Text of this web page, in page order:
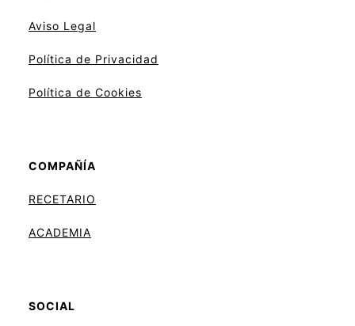
Aviso Legal
Política de Privacidad
Política de Cookies
COMPAÑÍA
RECETARIO
ACADEMIA
SOCIAL